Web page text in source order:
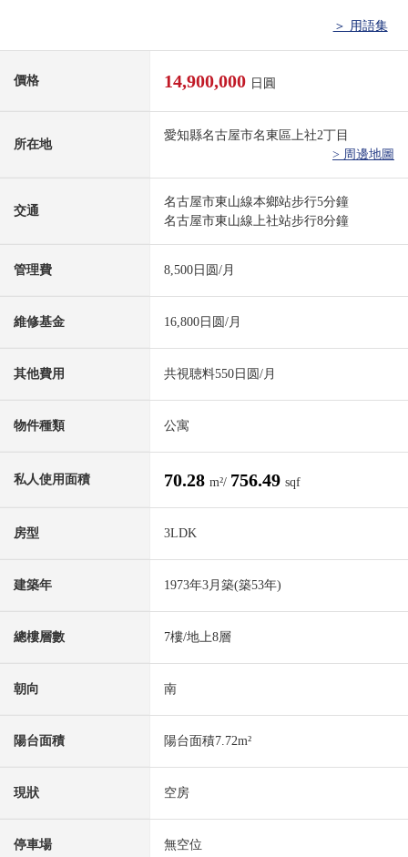
＞ 用語集
價格 14,900,000 日圓
所在地
愛知縣名古屋市名東區上社2丁目
> 周邊地圖
交通
名古屋市東山線本鄉站步行5分鐘
名古屋市東山線上社站步行8分鐘
管理費 8,500日圆/月
維修基金 16,800日圆/月
其他費用 共視聴料550日圆/月
物件種類 公寓
私人使用面積 70.28 m²/ 756.49 sqf
房型 3LDK
建築年 1973年3月築(築53年)
總樓層數 7樓/地上8層
朝向 南
陽台面積 陽台面積7.72m²
現狀 空房
停車場 無空位